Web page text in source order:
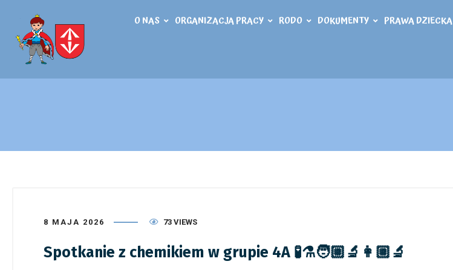
O NAS ORGANIZACJA PRACY RODO DOKUMENTY PRAWA DZIECKA
8 MAJA 2026 73 VIEWS
Spotkanie z chemikiem w grupie 4A 🧪⚗️🧑🏼‍🔬👩🏼‍🔬